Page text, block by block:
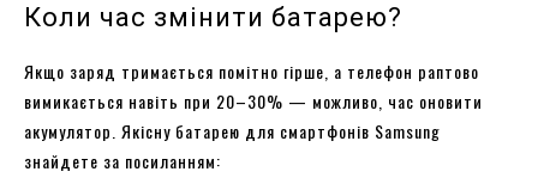
Коли час змінити батарею?
Якщо заряд тримається помітно гірше, а телефон раптово
вимикається навіть при 20–30% — можливо, час оновити
акумулятор. Якісну батарею для смартфонів Samsung
знайдете за посиланням: